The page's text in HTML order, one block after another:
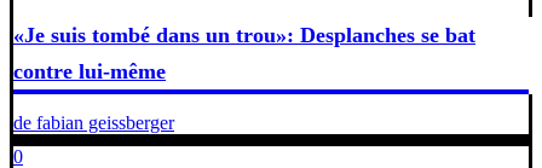
«Je suis tombé dans un trou»: Desplanches se bat
contre lui-même
de fabian geissberger
0